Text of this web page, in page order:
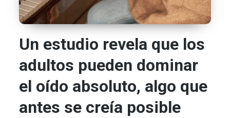
Un estudio revela que los
adultos pueden dominar
el oído absoluto, algo que
antes se creía posible